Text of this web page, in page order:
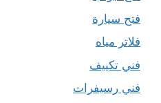
فتح سيارة
فلاتر مياه
فني تكييف
فني رسيفرات